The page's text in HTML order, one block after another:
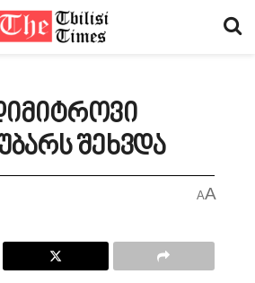
შეხვდა
AA